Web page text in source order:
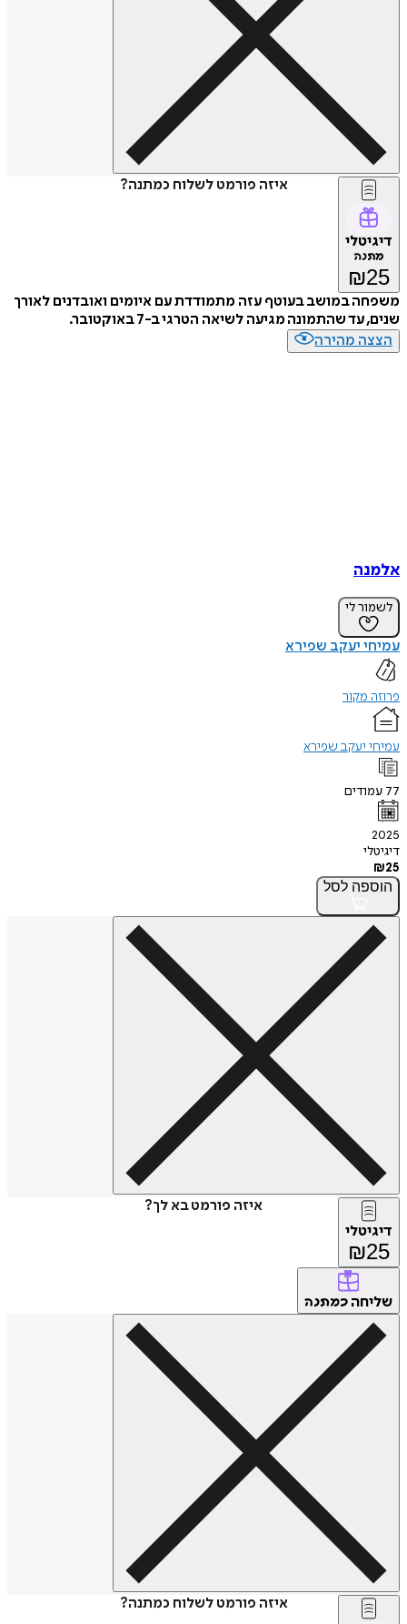
איזה פורמט לשלוח כמתנה?
דיגיטלי
מתנה
₪25
משפחה במושב בעוטף עזה מתמודדת עם איומים ואובדנים לאורך
שנים, עד שהתמונה מגיעה לשיאה הטרגי ב-7 באוקטובר.
הצצה מהירה
אלמנה
לשמור לי
עמיחי יעקב שפירא
פרוזה מקור
עמיחי יעקב שפירא
77 עמודים
2025
דיגיטלי
₪25
הוספה לסל
איזה פורמט בא לך?
דיגיטלי
₪25
שליחה כמתנה
איזה פורמט לשלוח כמתנה?